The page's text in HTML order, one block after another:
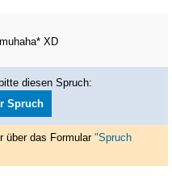
XD
diesen Spruch:
Spruch
über das Formular "Spruch